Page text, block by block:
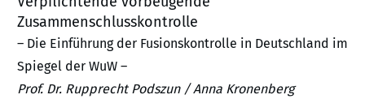
Zusammenschlusskontrolle
– Die Einführung der Fusionskontrolle in Deutschland im
Spiegel der WuW –
Prof. Dr. Rupprecht Podszun / Anna Kronenberg